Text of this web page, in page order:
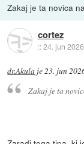
Zakaj je ta novica
cortez
::24. jun
dr.Akula je23. jun
Zakaj je ta